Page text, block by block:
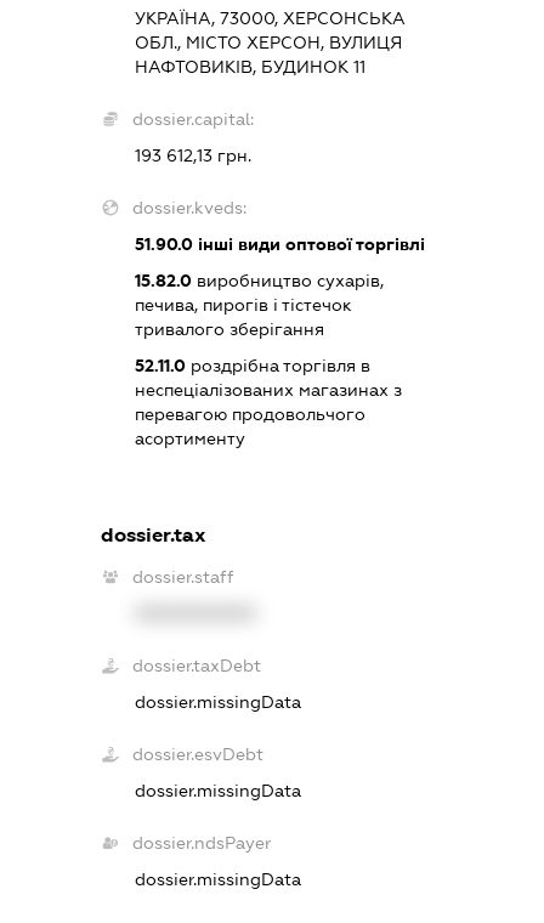
УКРАЇНА, 73000, ХЕРСОНСЬКА
ОБЛ., МІСТО ХЕРСОН, ВУЛИЦЯ
НАФТОВИКІВ, БУДИНОК 11
dossier.capital:
193 612,13 грн.
dossier.kveds:
51.90.0інші види оптової торгівлі
15.82.0виробництво сухарів,
печива, пирогів і тістечок
тривалого зберігання
52.11.0роздрібна торгівля в
неспеціалізованих магазинах з
перевагою продовольчого
асортименту
dossier.tax
dossier.staff
dossier.taxDebt
dossier.missingData
dossier.esvDebt
dossier.missingData
dossier.ndsPayer
dossier.missingData